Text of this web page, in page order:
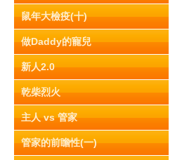
鼠年大檢疫(十)
做Daddy的寵兒
新人2.0
乾柴烈火
主人 vs 管家
管家的前瞻性(一)